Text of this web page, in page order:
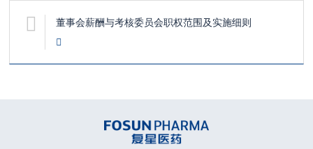
董事会薪酬与考核委员会职权范围及实施细则